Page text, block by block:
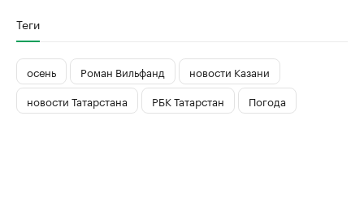
Теги
осень Роман Вильфанд
новости Казани
новости Татарстана
РБК Татарстан Погода